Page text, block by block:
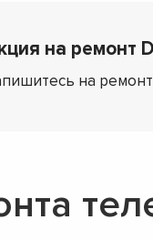
на ремонт
на